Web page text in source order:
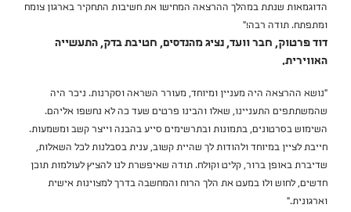
הדוגמאות שנתת במהלך ההרצאה המחישו את חשיבות התחקיר בארגון צומח
ומתפתח. תודה רבה!"
דוד פרטוק, חבר וועד, נציג מהנדסים, חטיבת בדק, התעשייה
האווירית.
"נושא ההרצאה היה מעניין ומיוחד, מעורר השראה וסקרנות. ניכר היה
שהמשתתפים התעניינו, שאלו והבינו פרטים שעד כה לא נחשפו אליהם.
השימוש בסרטונים, בתמונות ובתרשימים סייע בהבנה וייצר קשב ומשמעות.
חייבת לציין במיוחד ולהודות לך שהיית קשוב, ענית בסבלנות לכל השאלות,
שדיברת באופן ברור, קליט וקולח. תודה שאיפשרת לנו להציץ לעולמות תוכן
חדשים, לחוש ולו במעט את הלך הרוח והמחשבה בדרך למצוינות אישית
וארגונית."